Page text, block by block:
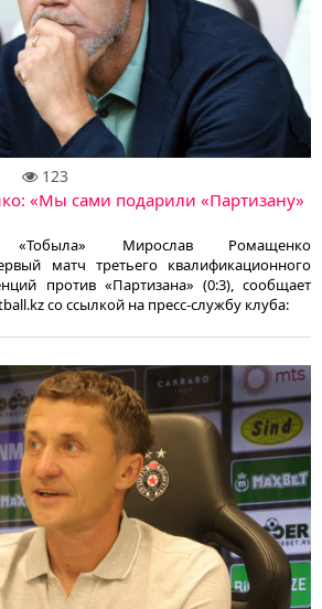
123
«Мы сами подарили «Партизану»
Мирослав Ромащенко
матч третьего квалификационного
против «Партизана» (0:3), сообщает
со ссылкой на пресс-службу клуба: